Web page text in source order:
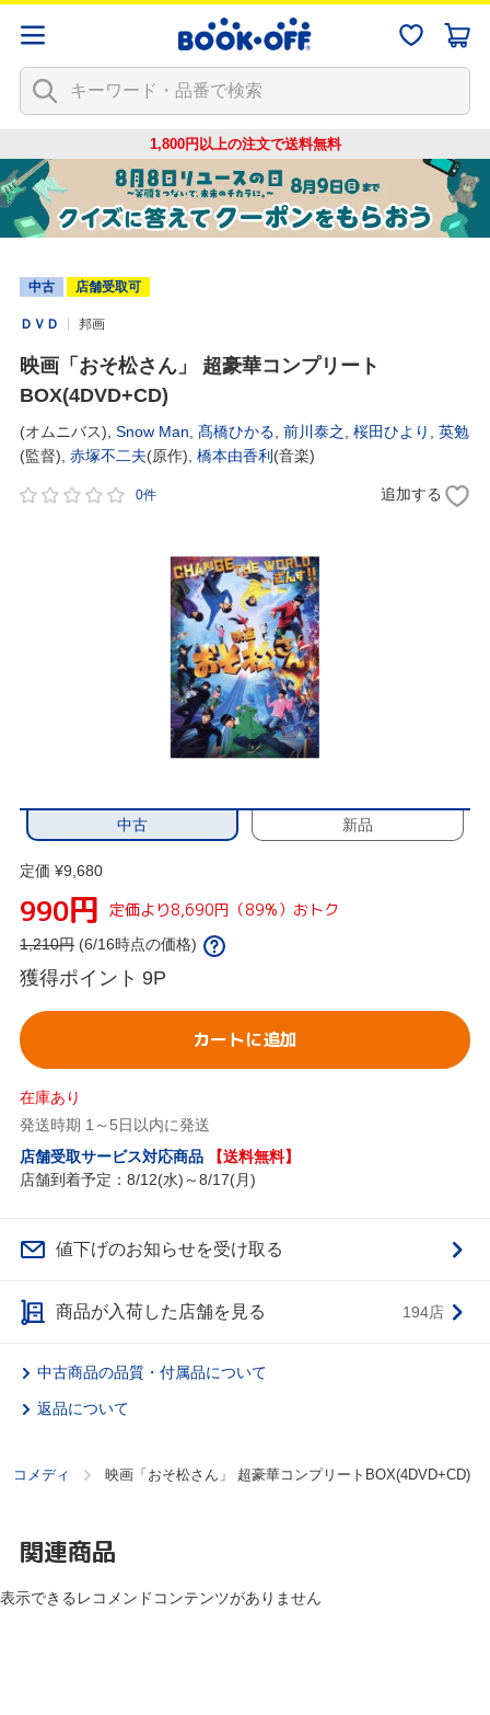
1,800円以上の注文で送料無料
中古 店舗受取可
ＤＶＤ 邦画
映画「おそ松さん」 超豪華コンプリート
BOX(4DVD+CD)
(オムニバス), Snow Man 髙橋ひかる 前川泰之 桜田ひより
英勉
(監督), 赤塚不二夫(原作), 橋本由香利 (音楽)
0件 追加する
中古 新品
定価 ¥9,680
990円 定価より8,690円（89%）おトク
1,210円 (6/16時点の価格)
獲得ポイント 9P
カートに追加
在庫あり
発送時期 1～5日以内に発送
店舗受取サービス対応商品
【送料無料】
店舗到着予定：8/12(水)～8/17(月)
値下げのお知らせを受け取る
商品が入荷した店舗を見る 194店
中古商品の品質・付属品について
返品について
コメディ 映画「おそ松さん」 超豪華コンプリートBOX(4DVD+CD)
関連商品
表示できるレコメンドコンテンツがありません